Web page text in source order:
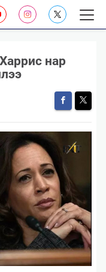
нар